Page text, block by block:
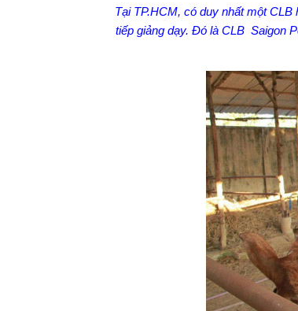
Tại TP.HCM, có duy nhất một
tiếp giảng dạy. Đó là CLB Saigon